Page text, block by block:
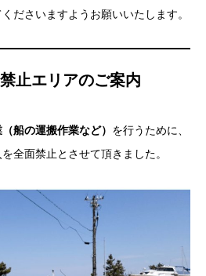
ださいますようお願いいたします。
止エリアのご案内
船の運搬作業など） を行うために、
全面禁止とさせて頂きました。